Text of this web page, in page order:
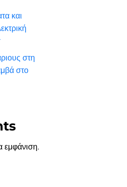
και
στη
στο
εμφάνιση.